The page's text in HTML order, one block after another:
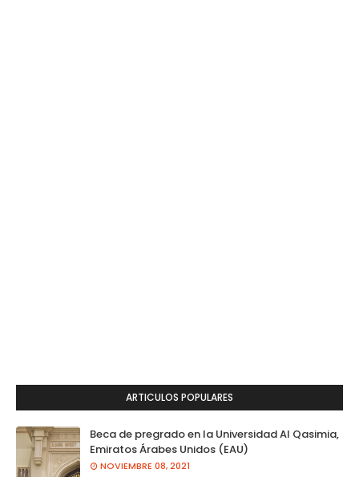
ARTICULOS POPULARES
Beca de pregrado en la Universidad Al Qasimia,
Emiratos Árabes Unidos (EAU)
NOVIEMBRE 08, 2021